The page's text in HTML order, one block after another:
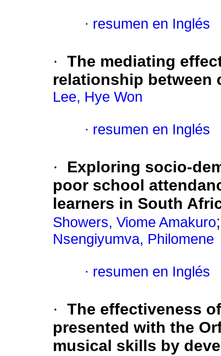
· resumen en Inglés
· The mediating
relationship between
Lee, Hye Won
· resumen en Inglés
·
Exploring socio-
poor school
learners in South
Showers, Viome Amakuro
Nsengiyumva, Philomene
· resumen en Inglés
· The effectiveness
presented with the
musical skills by